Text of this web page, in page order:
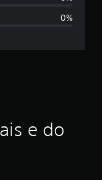
m
c
s
0%
e do